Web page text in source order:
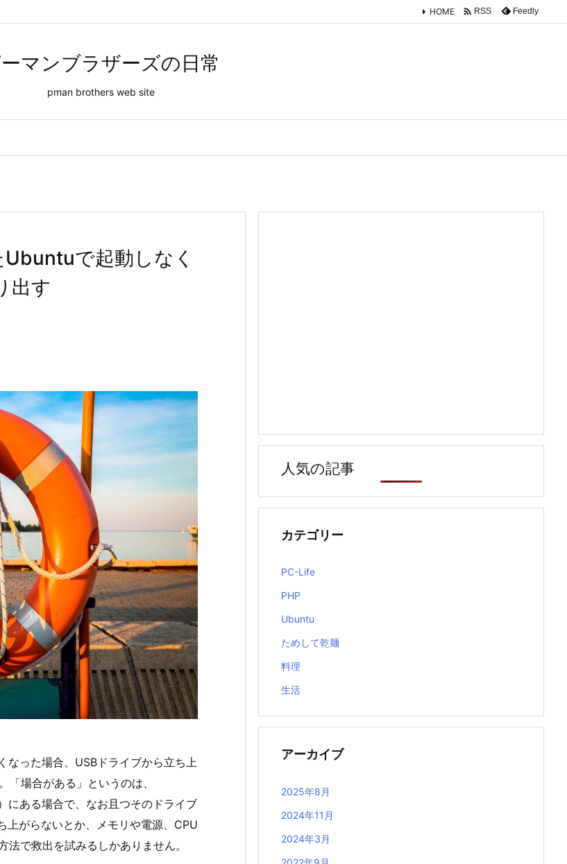
マンブラザーズの日常
pman brothers web site
HOME  RSS Feedly
で起動しなく
出す
った場合、USBドライブから立ち上
場合がある」というのは、
にある場合で、なお且つそのドライブ
上がらないとか、メモリや電源、CPU
で救出を試みるしかありません。
人気の記事
カテゴリー
PC-Life
PHP
Ubuntu
ためして乾麺
料理
生活
アーカイブ
2025年8月
2024年11月
2024年3月